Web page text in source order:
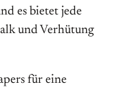
es bietet jede
und Verhütung
für eine